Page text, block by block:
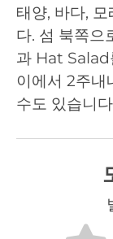
태양, 바다,
다. 섬 북쪽
과 Hat Salad
이에서 2주내
수도 있습니